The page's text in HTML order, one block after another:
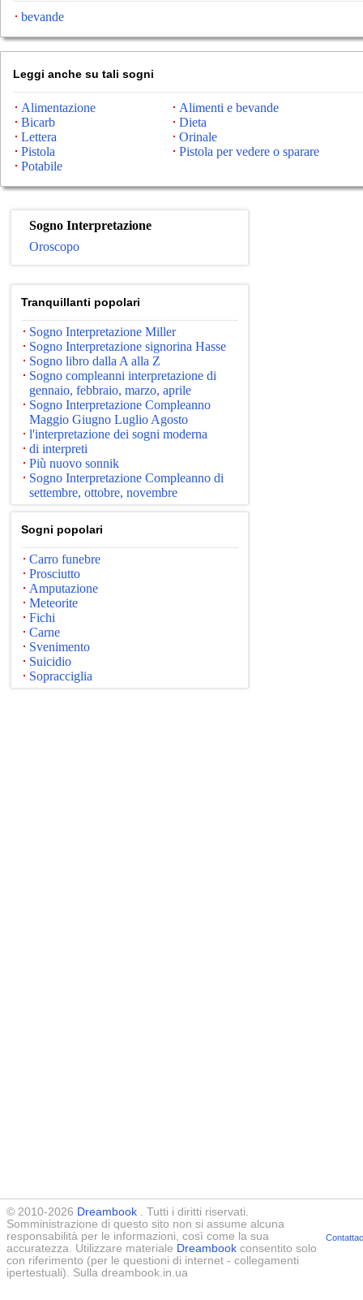
bevande
Leggi anche su tali sogni
Alimentazione
Alimenti e bevande
Bicarb
Dieta
Lettera
Orinale
Pistola
Pistola per vedere o sparare
Potabile
Sogno Interpretazione
Oroscopo
Tranquillanti popolari
Sogno Interpretazione Miller
Sogno Interpretazione signorina Hasse
Sogno libro dalla A alla Z
Sogno compleanni interpretazione di
gennaio, febbraio, marzo, aprile
Sogno Interpretazione Compleanno
Maggio Giugno Luglio Agosto
l'interpretazione dei sogni moderna
di interpreti
Più nuovo sonnik
Sogno Interpretazione Compleanno di
settembre, ottobre, novembre
Sogni popolari
Carro funebre
Prosciutto
Amputazione
Meteorite
Fichi
Carne
Svenimento
Suicidio
Sopracciglia
© 2010-2026 Dreambook . Tutti i diritti riservati.
Somministrazione di questo sito non si assume alcuna
responsabilità per le informazioni, così come la sua
accuratezza. Utilizzare materiale Dreambook consentito solo
con riferimento (per le questioni di internet - collegamenti
ipertestuali). Sulla dreambook.in.ua